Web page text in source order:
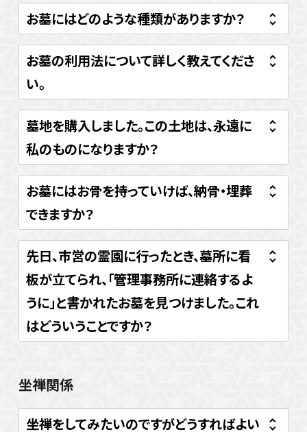
お墓にはどのような種類がありますか？
お墓の利用法について詳しく教えてくださ
い。
墓地を購入しました。この土地は、永遠に
私のものになりますか？
お墓にはお骨を持っていけば、納骨・埋葬
できますか？
先日、市営の霊園に行ったとき、墓所に看
板が立てられ、「管理事務所に連絡するよ
うに」と書かれたお墓を見つけました。これ
はどういうことですか？
坐禅関係
坐禅をしてみたいのですがどうすればよい